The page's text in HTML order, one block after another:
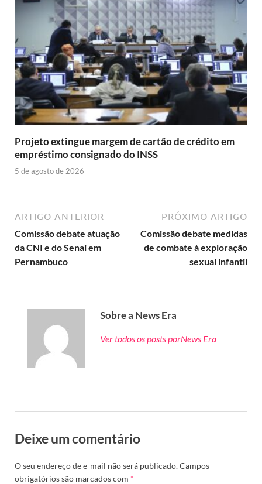
Projeto extingue margem de cartão de crédito em
empréstimo consignado do INSS
5 de agosto de 2026
ARTIGO ANTERIOR
Comissão debate atuação
da CNI e do Senai em
Pernambuco
PRÓXIMO ARTIGO
Comissão debate medidas
de combate à exploração
sexual infantil
Sobre a News Era
Ver todos os posts porNews Era
Deixe um comentário
O seu endereço de e-mail não será publicado.Campos
obrigatórios são marcados com *